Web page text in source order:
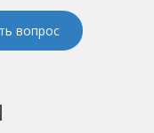
вопрос